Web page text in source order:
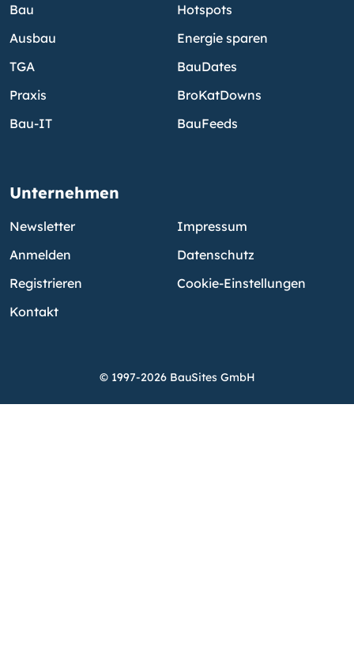
Bau
Ausbau
TGA
Praxis
Bau-IT
Hotspots
Energie sparen
BauDates
BroKatDowns
BauFeeds
Unternehmen
Newsletter
Anmelden
Registrieren
Kontakt
Impressum
Datenschutz
Cookie-Einstellungen
© 1997-2026 BauSites GmbH